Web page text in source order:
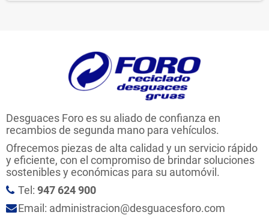
Desguaces Foro es su aliado de confianza en
recambios de segunda mano para vehículos.
Ofrecemos piezas de alta calidad y un servicio rápido
y eficiente, con el compromiso de brindar soluciones
sostenibles y económicas para su automóvil.
Tel: 947 624 900
Email: administracion@desguacesforo.com